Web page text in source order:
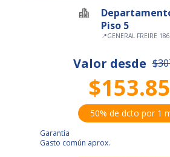
Piso 5
📍GENERAL FREIRE 186
Valor desde
50% de dcto por 1
Garantía
Gasto común aprox.